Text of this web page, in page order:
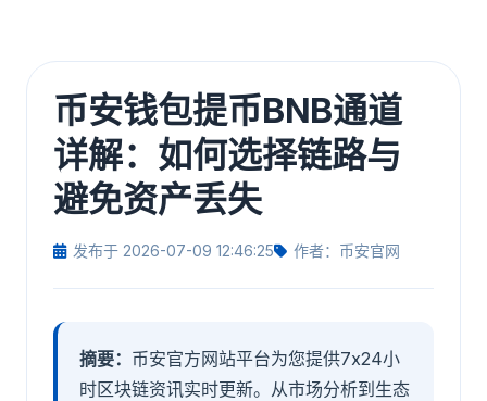
币安钱包提币BNB通道
详解：如何选择链路与
避免资产丢失
发布于 2026-07-09 12:46:25 作者：币安官网
摘要： 币安官方网站平台为您提供7x24小
时区块链资讯实时更新。从市场分析到生态